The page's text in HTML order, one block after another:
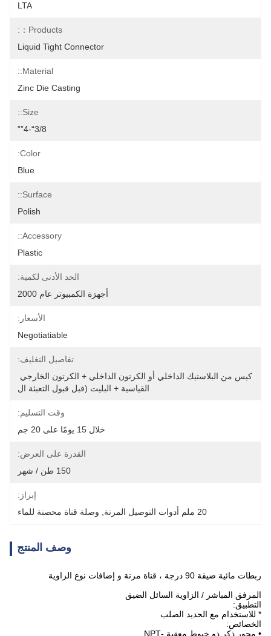
LTA
Products：:
Liquid Tight Connector
Material::
Zinc Die Casting
Size::
3/8“-4””
Color:
Blue
Surface::
Polish
Accessory::
Plastic
الحد الأدنى لكمية:
أجهزة الكمبيوتر عام 2000
الأسعار:
Negotiatiable
تفاصيل التغليف:
القياسية + البليت (قبل قبول التعبئة ال
وقت التسليم:
خلال 15 يومًا على 20 جم
القدرة على العرض:
150 طن / شهر
إبراز:
20 ملم أدوات التوصيل المرنة
وصلة قناة محصنة للماء
وصف المنتج
ربطات مائية ضيقة 90 درجة ، قناة مرنة و إضافات نوع الزاوية
المرفق المباشر / الزاوية السائل الضيق
التطبيق:
* للاستخدام مع الحديد الصلب
الخصائص:
• محور ذكر ذو خيوط معقبة -NPT